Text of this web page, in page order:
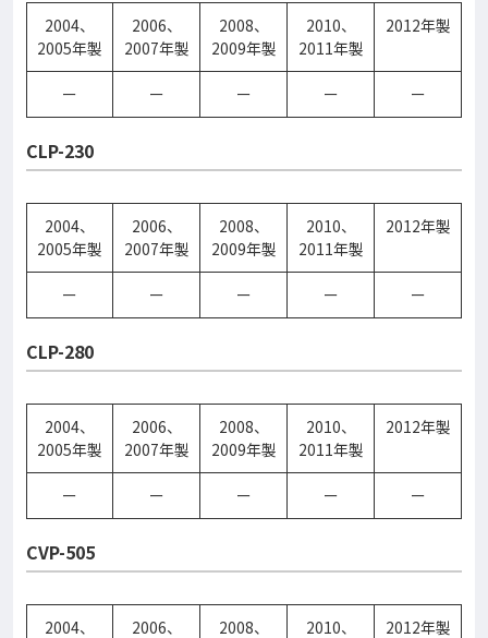
2004、
2005年製
2006、
2007年製
2008、
2009年製
2010、
2011年製
2012年製
ー ー ー ー ー
CLP-230
2004、
2005年製
2006、
2007年製
2008、
2009年製
2010、
2011年製
2012年製
ー ー ー ー ー
CLP-280
2004、
2005年製
2006、
2007年製
2008、
2009年製
2010、
2011年製
2012年製
ー ー ー ー ー
CVP-505
2004、 2006、 2008、 2010、 2012年製